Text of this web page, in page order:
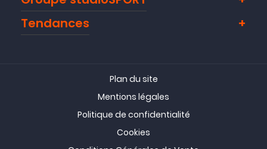
Tendances
Plan du site
Mentions légales
Politique de confidentialité
Cookies